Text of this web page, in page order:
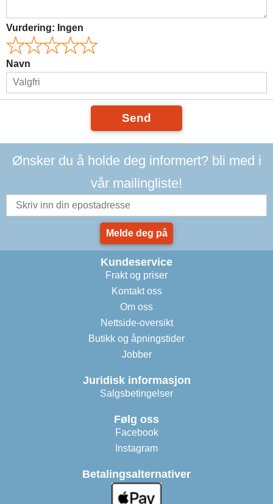
Vurdering: Ingen
Navn
Send
Ønsker du å holde deg informert? bli med i
vår mailingliste!
Melde deg på
Kundeservice
Frakt og priser
Kontakt oss
Om oss
Nettside-oversikt
Butikk og åpningstider
Jobber
Juridisk informasjon
Salgsbetingelser
Følg oss
Facebook
Instagram
Betalingsalternativer